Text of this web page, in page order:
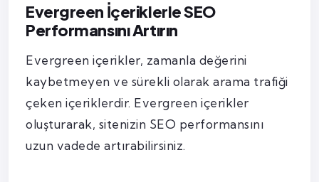
Evergreen İçeriklerle SEO
Performansını Artırın
Evergreen içerikler, zamanla değerini
kaybetmeyen ve sürekli olarak arama trafiği
çeken içeriklerdir. Evergreen içerikler
oluşturarak, sitenizin SEO performansını
uzun vadede artırabilirsiniz.